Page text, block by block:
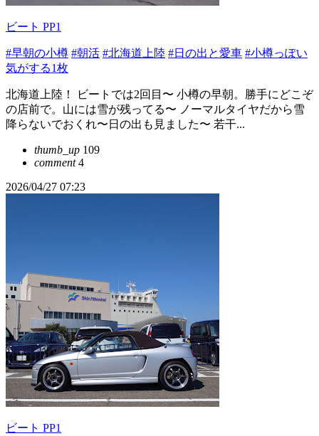
ビート PP1
#早朝の小樽 #朝活 #北海道上陸 #日の出と愛車 #小樽っぽい
気がする1枚
北海道上陸！ ビートでは2回目〜 小樽の早朝。勝手にどこぞ
の店前で。山には雪が残ってる〜 ノーマルタイヤだから雪
降らないでおくれ〜日の出も見ました〜 若干...
thumb_up 109
comment4
2026/04/27 07:23
ビート PP1